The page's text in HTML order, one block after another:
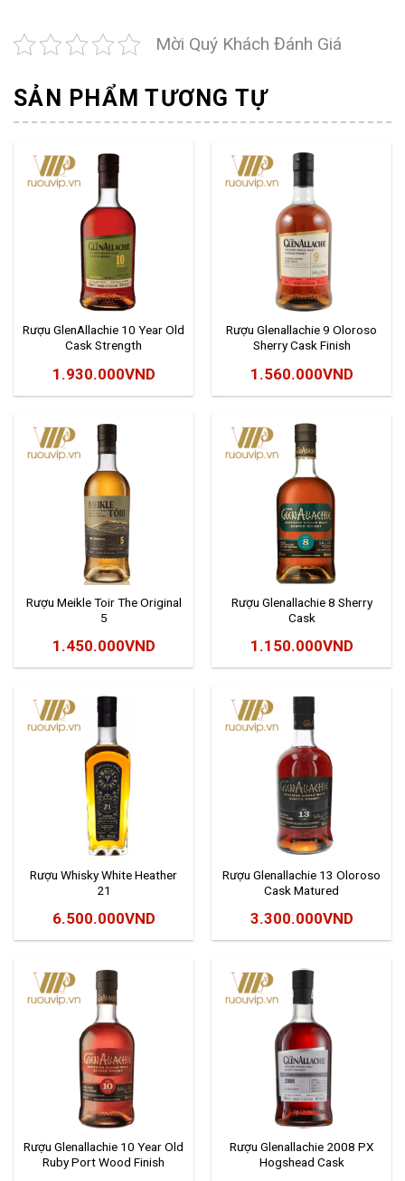
Mời Quý Khách Đánh Giá
SẢN PHẨM TƯƠNG TỰ
Rượu GlenAllachie 10 Year Old
Cask Strength
1.930.000VND
Rượu Glenallachie 9 Oloroso
Sherry Cask Finish
1.560.000VND
Rượu Meikle Toir The Original
5
1.450.000VND
Rượu Glenallachie 8 Sherry
Cask
1.150.000VND
Rượu Whisky White Heather
21
6.500.000VND
Rượu Glenallachie 13 Oloroso
Cask Matured
3.300.000VND
Rượu Glenallachie 10 Year Old
Ruby Port Wood Finish
Rượu Glenallachie 2008 PX
Hogshead Cask